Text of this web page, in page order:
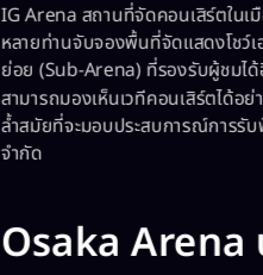
IG Arena สถานที่จัดคอนเสิร์ตในเ
หลายท่านจับจองพื้นที่จัดแสดงโชว์
ย่อย (Sub-Arena) ที่รองรับผู้ชมไ
สามารถมองเห็นเวทีคอนเสิร์ตได้อ
ล้ำสมัยที่จะมอบประสบการณ์การรั
จำกัด
Osaka Arena